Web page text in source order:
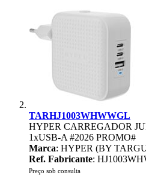
TARHJ1003WHWWGL
HYPER CARREGADOR
1xUSB-A #2026 PROMO#
Marca: HYPER (BY
Ref. Fabricante:
Preço sob consulta